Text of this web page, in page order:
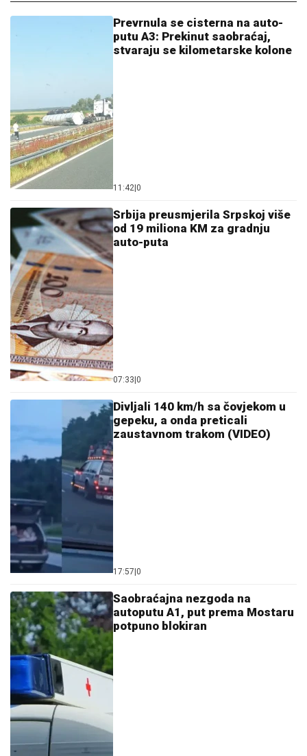
Prevrnula se cisterna na auto-
putu A3: Prekinut saobraćaj,
stvaraju se kilometarske kolone
11:42 0
Srbija preusmjerila Srpskoj više
od 19 miliona KM za gradnju
auto-puta
07:33 0
Divljali 140 km/h sa čovjekom u
gepeku, a onda preticali
zaustavnom trakom (VIDEO)
17:57 0
Saobraćajna nezgoda na
autoputu A1, put prema Mostaru
potpuno blokiran